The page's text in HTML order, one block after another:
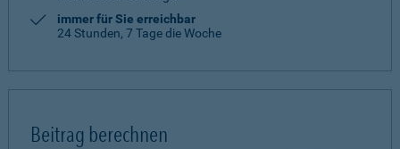
immer für Sie erreichbar
24 Stunden, 7 Tage die Woche
Beitrag berechnen